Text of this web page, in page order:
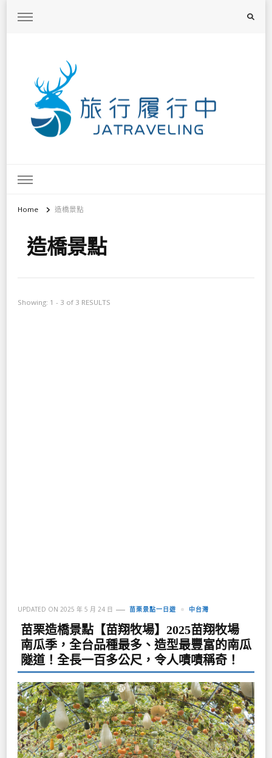
Home 造橋景點
造橋景點
Showing: 1 - 3 of 3 RESULTS
UPDATED ON 2025 年 5 月 24 日 苗栗景點一日遊 中台灣
苗栗造橋景點【苗翔牧場】2025苗翔牧場
南瓜季，全台品種最多、造型最豐富的南瓜
隧道！全長一百多公尺，令人嘖嘖稱奇！